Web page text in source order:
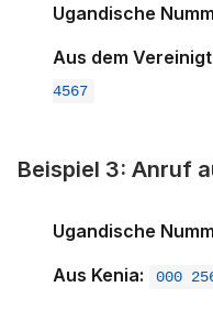
Ugandische
Aus dem
4567
Beispiel 3: Anruf
Ugandische
Aus Kenia:
000